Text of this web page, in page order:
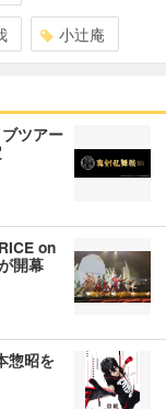
小辻庵
ツアー
on
開幕
惣昭を